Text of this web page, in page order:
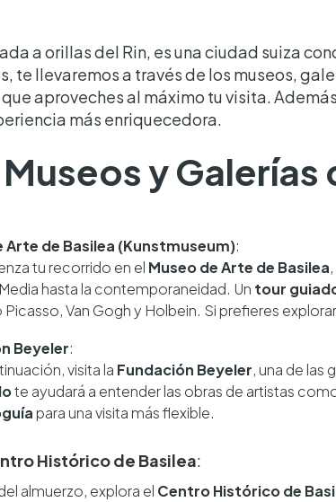
a orillas del Rin, es una ciudad suiza
te llevaremos a través de los museos,
aproveches al máximo tu visita.
más enriquecedora.
Museos y Galerías
Arte de Basilea (Kunstmuseum):
tu recorrido en el Museo de Arte de Basilea
hasta la contemporaneidad. Un tour
Van Gogh y Holbein. Si prefieres
Beyeler:
visita la Fundación Beyeler, una de las
te ayudará a entender las obras de artistas
para una visita más flexible.
Histórico de Basilea:
almuerzo, explora el Centro Histórico de